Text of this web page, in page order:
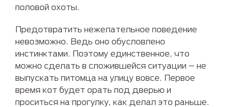
половой охоты.
Предотвратить нежелательное поведение
невозможно. Ведь оно обусловлено
инстинктами. Поэтому единственное, что
можно сделать в сложившейся ситуации – не
выпускать питомца на улицу вовсе. Первое
время кот будет орать под дверью и
проситься на прогулку, как делал это раньше.